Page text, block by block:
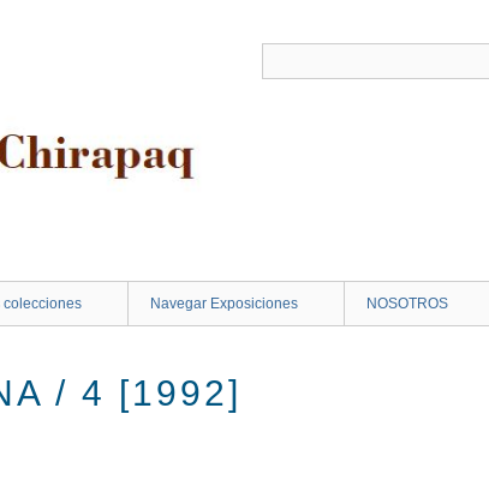
colecciones Navegar Exposiciones NOSOTROS
/ 4 [1992]